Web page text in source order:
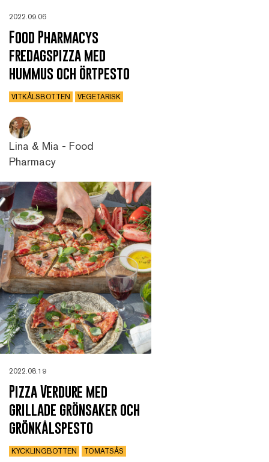
2022.09.06
Food Pharmacys
fredagspizza med
hummus och örtpesto
VITKÅLSBOTTEN VEGETARISK
Lina & Mia - Food
Pharmacy
2022.08.19
Pizza Verdure med
grillade grönsaker och
grönkålspesto
KYCKLINGBOTTEN TOMATSÅS